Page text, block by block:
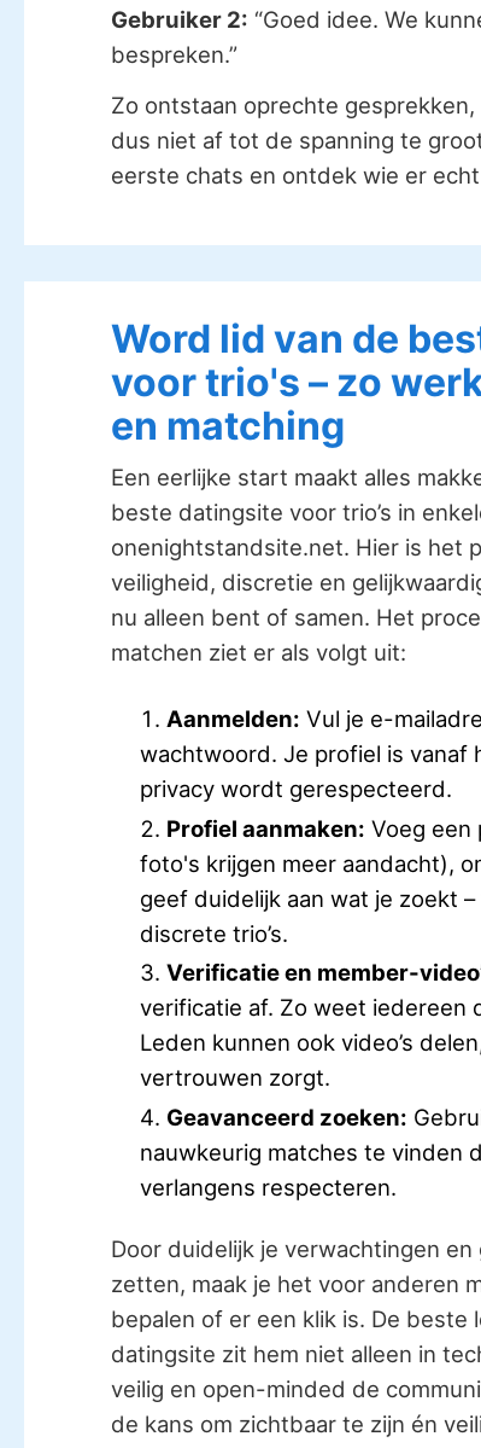
Gebruiker 2: “Goed idee. We
bespreken.”
Zo ontstaan oprechte
dus niet af tot de spanning te
eerste chats en ontdek wie er
Word lid van de
voor trio's – zo
en matching
Een eerlijke start maakt alles
beste datingsite voor trio’s in
onenightstandsite.net. Hier is het
veiligheid, discretie en
nu alleen bent of samen. Het
matchen ziet er als volgt uit:
Aanmelden: Vul je e-
wachtwoord. Je profiel is vanaf
privacy wordt gerespecteerd.
Profiel aanmaken: Voeg
foto's krijgen meer aandacht),
geef duidelijk aan wat je zoekt
discrete trio’s.
Verificatie en member-
verificatie af. Zo weet iedereen
Leden kunnen ook video’s
vertrouwen zorgt.
Geavanceerd zoeken:
nauwkeurig matches te vinden
verlangens respecteren.
Door duidelijk je verwachtingen
zetten, maak je het voor anderen
bepalen of er een klik is. De beste
datingsite zit hem niet alleen in
veilig en open-minded de
de kans om zichtbaar te zijn én